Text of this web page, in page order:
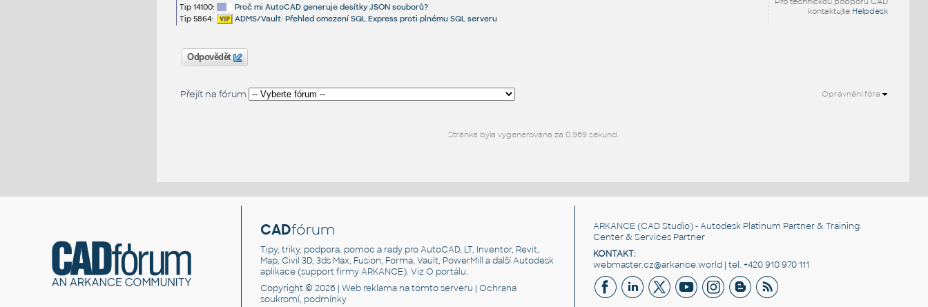
kontaktujte Helpdesk
Tip 14100:
Proč mi AutoCAD generuje desítky JSON souborů?
Tip 5864:
ADMS/Vault: Přehled omezení SQL Express proti plnému SQL serveru
Odpovědět
Přejít na fórum Oprávnění fóra
Stránka byla vygenerována za 0,969 sekund.
CADfórum
Tipy, triky, podpora, pomoc a rady pro AutoCAD, LT, Inventor, Revit,
Map, Civil 3D, 3ds Max, Fusion, Forma, Vault, PowerMill a další Autodesk
aplikace (support firmy ARKANCE). VizO portálu.
Copyright © 2026 |Web reklama na tomto serveru |Ochrana
soukromí, podmínky
ARKANCE (CAD Studio) - Autodesk Platinum Partner & Training
Center & Services Partner
KONTAKT:
webmaster.cz@arkance.world | tel. +420 910 970 111